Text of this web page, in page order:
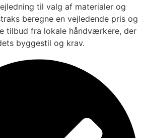
til valg af materialer og
beregne en vejledende pris og
tilbud fra lokale håndværkere, der
byggestil og krav.